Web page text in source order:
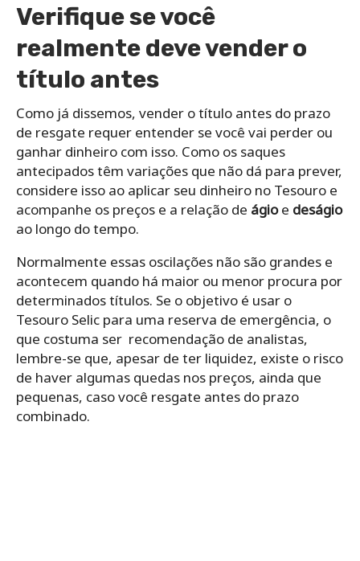
Verifique se você
realmente deve vender o
título antes
Como já dissemos, vender o título antes do prazo
de resgate requer entender se você vai perder ou
ganhar dinheiro com isso. Como os saques
antecipados têm variações que não dá para prever,
considere isso ao aplicar seu dinheiro no Tesouro e
acompanhe os preços e a relação de ágioe deságio
ao longo do tempo.
Normalmente essas oscilações não são grandes e
acontecem quando há maior ou menor procura por
determinados títulos. Se o objetivo é usar o
Tesouro Selic para uma reserva de emergência, o
que costuma ser recomendação de analistas,
lembre-se que, apesar de ter liquidez, existe o risco
de haver algumas quedas nos preços, ainda que
pequenas, caso você resgate antes do prazo
combinado.